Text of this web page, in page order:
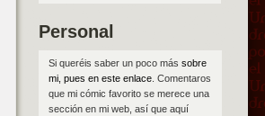
Personal
Si queréis saber un poco más sobre
mi, pues en este enlace. Comentaros
que mi cómic favorito se merece una
sección en mi web, así que aquí